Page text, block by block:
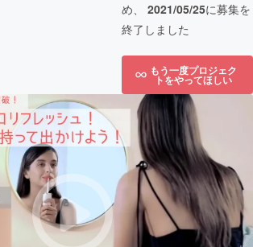
め、 2021/05/25に募集を
終了しました
もう一度プロジェク
トをやってほしい